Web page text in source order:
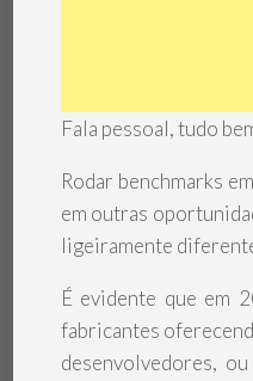
Fala pessoal, tudo
Rodar benchmarks
em outras
ligeiramente
É evidente que em
fabricantes
desenvolvedores,